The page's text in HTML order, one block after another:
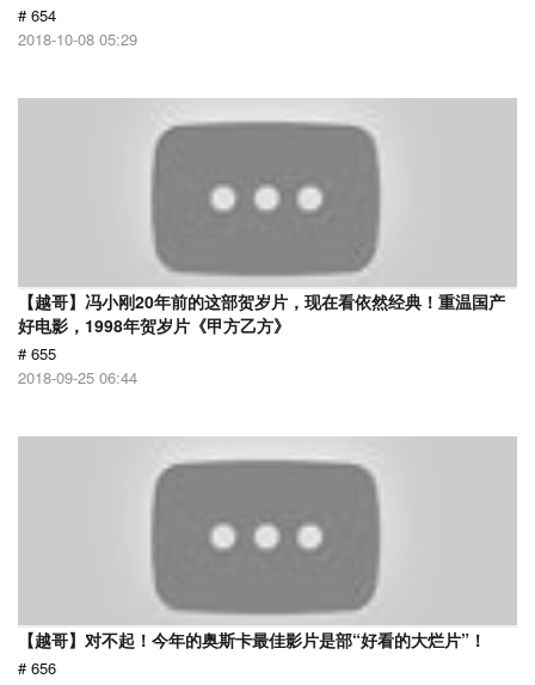
# 654
2018-10-08 05:29
【越哥】冯小刚20年前的这部贺岁片，现在看依然经典！重温国产
好电影，1998年贺岁片《甲方乙方》
# 655
2018-09-25 06:44
【越哥】对不起！今年的奥斯卡最佳影片是部“好看的大烂片”！
# 656